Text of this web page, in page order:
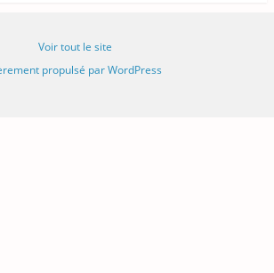
Voir tout le site
propulsé par WordPress